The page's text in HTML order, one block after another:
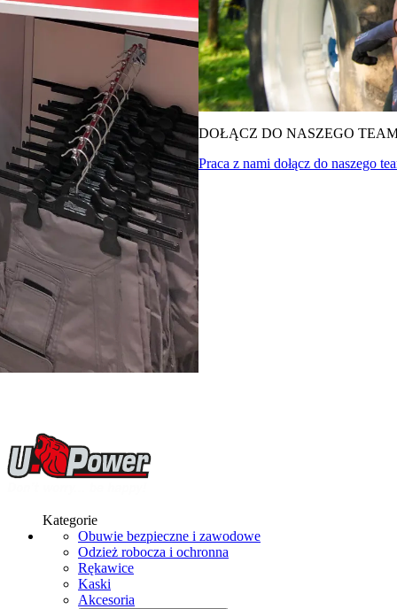
DOŁĄCZ DO NASZEGO
Praca z nami dołącz do naszego
Kategorie
Obuwie bezpieczne i zawodowe
Odzież robocza i ochronna
Rękawice
Kaski
Akcesoria